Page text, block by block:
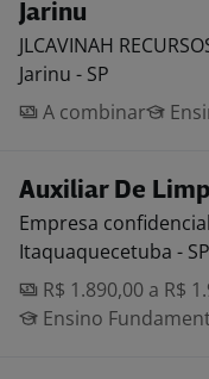
Jarinu
JLCAVINAH
Jarinu - SP
A combinar
Auxiliar De
Empresa confidencial
Itaquaquecetuba - SP
R$ 1.890,00 a R$
Ensino